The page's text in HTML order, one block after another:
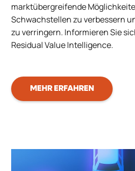
marktübergreifende
Schwachstellen zu verbessern
zu verringern. Informieren Sie
Residual Value Intelligence.
MEHR ERFAHREN